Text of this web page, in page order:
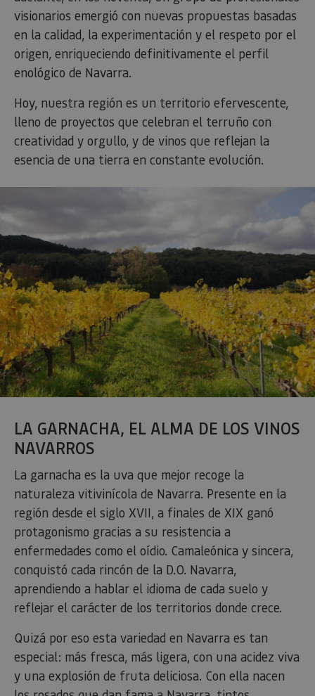
visionarios emergió con nuevas propuestas basadas
en la calidad, la experimentación y el respeto por el
origen, enriqueciendo definitivamente el perfil
enológico de Navarra.
Hoy, nuestra región es un territorio efervescente,
lleno de proyectos que celebran el terruño con
creatividad y orgullo, y de vinos que reflejan la
esencia de una tierra en constante evolución.
LA GARNACHA, EL ALMA DE LOS VINOS
NAVARROS
La garnacha es la uva que mejor recoge la
naturaleza vitivinícola de Navarra. Presente en la
región desde el siglo XVII, a finales de XIX ganó
protagonismo gracias a su resistencia a
enfermedades como el oídio. Camaleónica y sincera,
conquistó cada rincón de la D.O. Navarra,
aprendiendo a hablar el idioma de cada suelo y
reflejar el carácter de los territorios donde crece.
Quizá por eso esta variedad en Navarra es tan
especial: más fresca, más ligera, con una acidez viva
y una explosión de fruta deliciosa. Con ella nacen